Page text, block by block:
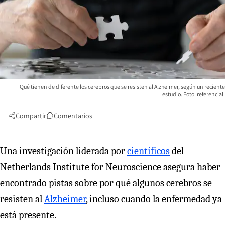
Qué tienen de diferente los cerebros que se resisten al Alzheimer, según un reciente
estudio. Foto: referencial.
Compartir Comentarios
Una investigación liderada porcientíficosdel
Netherlands Institute for Neuroscience asegura haber
encontrado pistas sobre por qué algunos cerebros se
resisten alAlzheimer, incluso cuando la enfermedad ya
está presente.